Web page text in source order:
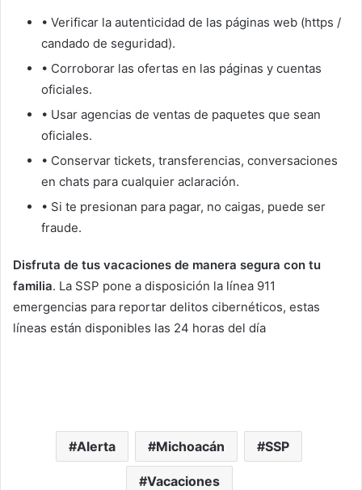
• Verificar la autenticidad de las páginas web (https /
candado de seguridad).
• Corroborar las ofertas en las páginas y cuentas
oficiales.
• Usar agencias de ventas de paquetes que sean
oficiales.
• Conservar tickets, transferencias, conversaciones
en chats para cualquier aclaración.
• Si te presionan para pagar, no caigas, puede ser
fraude.
Disfruta de tus vacaciones de manera segura con tu
familia. La SSP pone a disposición la línea 911
emergencias para reportar delitos cibernéticos, estas
líneas están disponibles las 24 horas del día
Alerta Michoacán SSP
Vacaciones